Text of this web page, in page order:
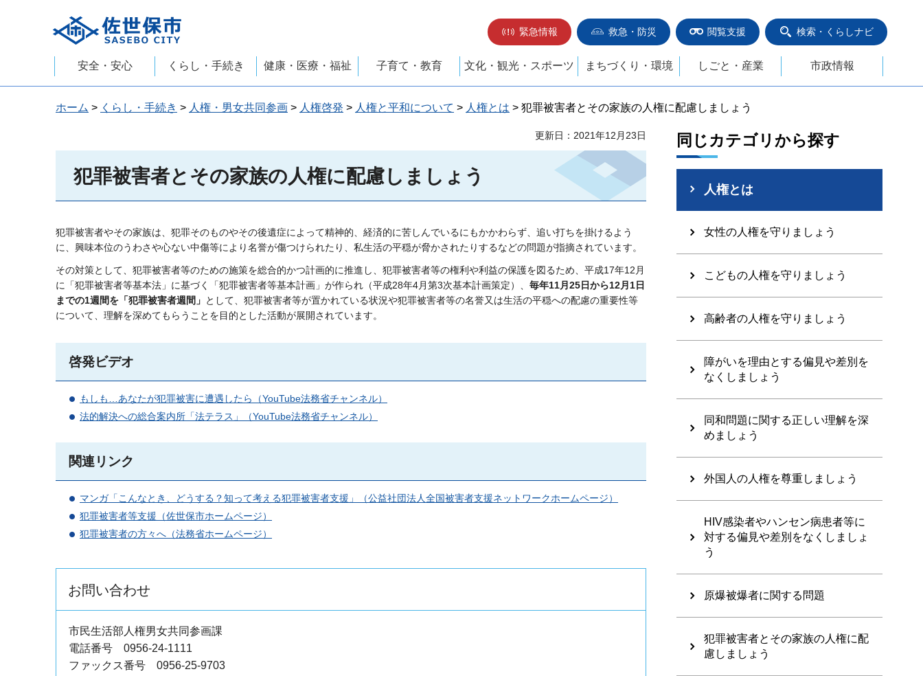
佐世保市
緊急情報
救急・防災 閲覧支援 検索・くらしナビ
安全・安心 くらし・手続き 健康・医療・福祉 子育て・教育 文化・観光・スポーツ まちづくり・環境 しごと・産業 市政情報
ホーム > くらし・手続き > 人権・男女共同参画 > 人権啓発 > 人権と平和について > 人権とは > 犯罪被害者とその家族の人権に配慮しましょう
更新日：2021年12月23日
犯罪被害者とその家族の人権に配慮しましょう
犯罪被害者やその家族は、犯罪そのものやその後遺症によって精神的、経済的に苦しんでいるにもかかわらず、追い打ちを掛けるよう
に、興味本位のうわさや心ない中傷等により名誉が傷つけられたり、私生活の平穏が脅かされたりするなどの問題が指摘されています。
その対策として、犯罪被害者等のための施策を総合的かつ計画的に推進し、犯罪被害者等の権利や利益の保護を図るため、平成17年12月
に「犯罪被害者等基本法」に基づく「犯罪被害者等基本計画」が作られ（平成28年4月第3次基本計画策定）、 毎年11月25日から12月1日
までの1週間を「犯罪被害者週間」 として、犯罪被害者等が置かれている状況や犯罪被害者等の名誉又は生活の平穏への配慮の重要性等
について、理解を深めてもらうことを目的とした活動が展開されています。
啓発ビデオ
もしも…あなたが犯罪被害に遭遇したら（YouTube法務省チャンネル）
法的解決への総合案内所「法テラス」（YouTube法務省チャンネル）
関連リンク
マンガ「こんなとき、どうする？知って考える犯罪被害者支援」（公益社団法人全国被害者支援ネットワークホームページ）
犯罪被害者等支援（佐世保市ホームページ）
犯罪被害者の方々へ（法務省ホームページ）
お問い合わせ
市民生活部人権男女共同参画課
電話番号 0956-24-1111
ファックス番号 0956-25-9703
同じカテゴリから探す
人権とは
女性の人権を守りましょう
こどもの人権を守りましょう
高齢者の人権を守りましょう
障がいを理由とする偏見や差別を
なくしましょう
同和問題に関する正しい理解を深
めましょう
外国人の人権を尊重しましょう
HIV感染者やハンセン病患者等に
対する偏見や差別をなくしましょ
う
原爆被爆者に関する問題
犯罪被害者とその家族の人権に配
慮しましょう